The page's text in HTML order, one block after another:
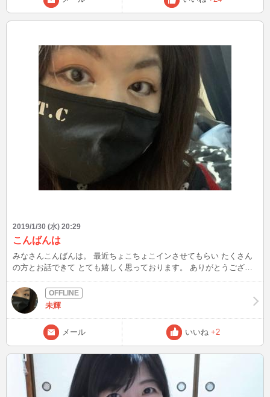
2019/1/30 (水) 20:29
こんばんは
みなさんこんばんは。 最近ちょこちょこインさせてもらい たくさん
の方とお話できて とても嬉しく思っております。 ありがとうござい
てくれたら 嬉しいです꙳★*ﾟ 待ってます(^^)
未輝
メール いいね +2